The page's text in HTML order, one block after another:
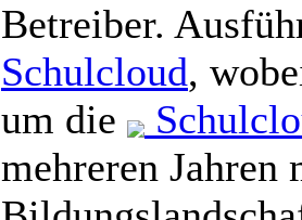
Betreiber.
Schulcloud,
um die
mehreren Jahren